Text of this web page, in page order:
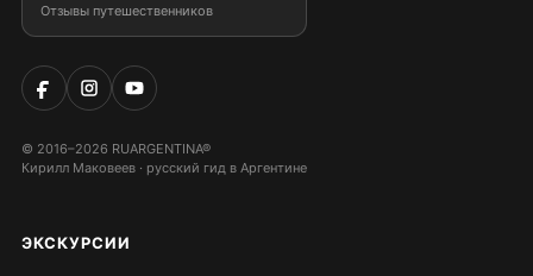
Отзывы путешественников
© 2016–2026 RUARGENTINA®
Кирилл Маковеев · русский гид в Аргентине
ЭКСКУРСИИ